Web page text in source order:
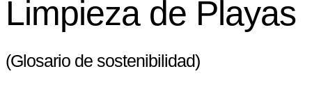
Limpieza de Playas
(Glosario de sostenibilidad)